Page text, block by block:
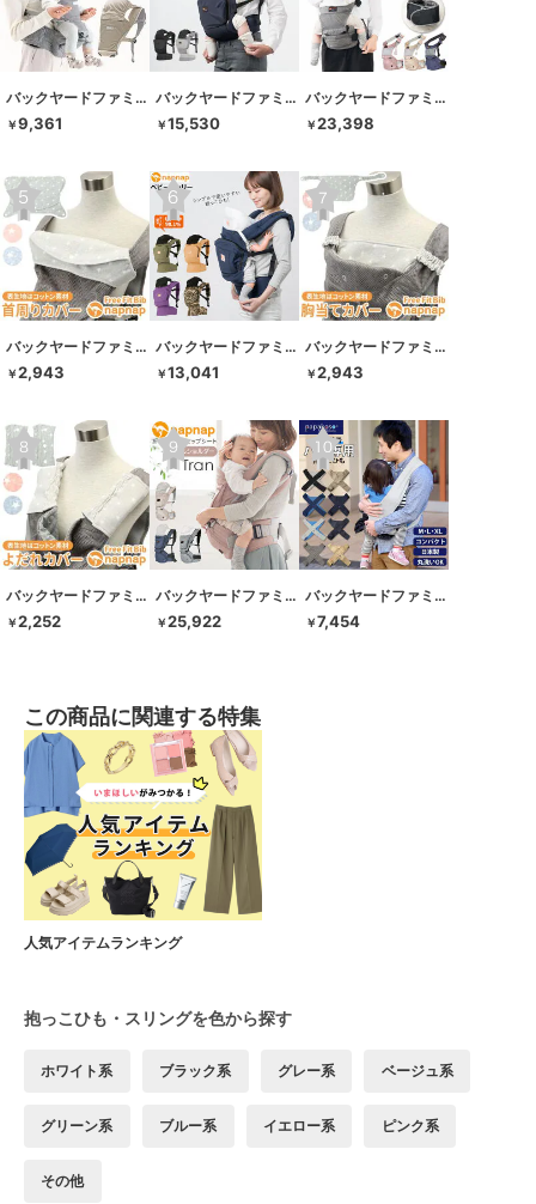
バックヤードファミリー
￥9,361
バックヤードファミリー
￥15,530
バックヤードファミリー
￥23,398
バックヤードファミリー
￥2,943
バックヤードファミリー
￥13,041
バックヤードファミリー
￥2,943
バックヤードファミリー
￥2,252
バックヤードファミリー
￥25,922
バックヤードファミリー
￥7,454
この商品に関連する特集
人気アイテムランキング
抱っこひも・スリングを色から探す
ホワイト系 ブラック系 グレー系 ベージュ系
グリーン系 ブルー系 イエロー系 ピンク系
その他